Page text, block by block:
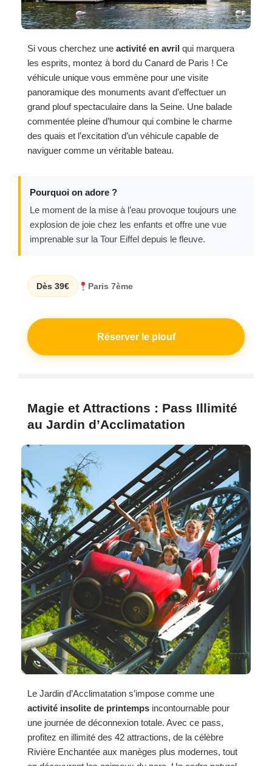
Si vous cherchez une activité en avril qui marquera
les esprits, montez à bord du Canard de Paris ! Ce
véhicule unique vous emmène pour une visite
panoramique des monuments avant d’effectuer un
grand plouf spectaculaire dans la Seine. Une balade
commentée pleine d’humour qui combine le charme
des quais et l’excitation d’un véhicule capable de
naviguer comme un véritable bateau.
Pourquoi on adore ?
Le moment de la mise à l’eau provoque toujours une
explosion de joie chez les enfants et offre une vue
imprenable sur la Tour Eiffel depuis le fleuve.
Dès 39€ Paris 7ème
Réserver le plouf
Magie et Attractions : Pass Illimité
au Jardin d’Acclimatation
Le Jardin d’Acclimatation s’impose comme une
activité insolite de printemps incontournable pour
une journée de déconnexion totale. Avec ce pass,
profitez en illimité des 42 attractions, de la célèbre
Rivière Enchantée aux manèges plus modernes, tout